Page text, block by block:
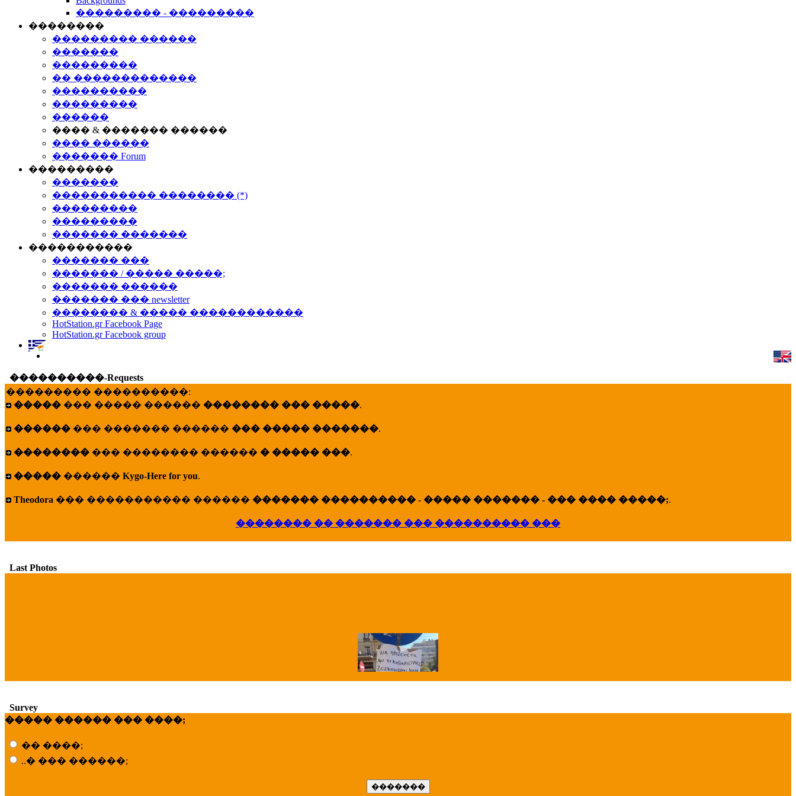
��������� - ���������
��������
��������� ������
�������
���������
�� �������������
����������
���������
������
���� & ������� ������
���� ������
������� Forum
���������
�������
����������� �������� (*)
���������
���������
������� �������
�����������
������� ���
������� / ����� �����;
������� ������
������� ��� newsletter
�������� & ����� ������������
HotStation.gr Facebook Page
HotStation.gr Facebook group
����������-Requests
��������� ����������:
����� ��� ����� ������ �������� ��� �����.
������ ��� ������� ������ ��� ����� �������.
�������� ��� �������� ������ � ����� ���.
����� ������ Kygo-Here for you.
Theodora ��� ����������� ������ ������� ���������� - ����� ������� - ��� ���� �����;.
�������� �� ������� ��� ���������� ���
Last Photos
Survey
����� ������ ��� ����;
�� ����;
..� ��� ������;